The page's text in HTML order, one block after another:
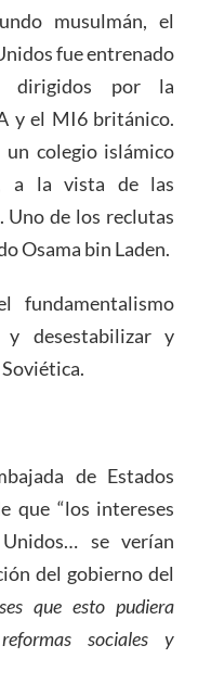
musulmán, el
fue entrenado
dirigidos por la
y el MI6 británico.
colegio islámico
a la vista de las
Uno de los reclutas
Osama bin Laden.
fundamentalismo
desestabilizar y
de Estados
que “los intereses
se verían
del gobierno del
que esto pudiera
sociales y